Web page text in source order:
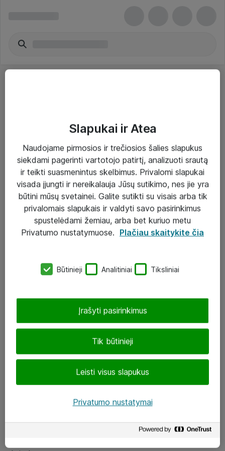
Paslaugos
Sprendimai
Įgyvendinti projektai
Atea ekspertų patarimai verslui
eShop@atea.lt
LinkedIn
Slapukai ir Atea
Naudojame pirmosios ir trečiosios šalies slapukus
siekdami pagerinti vartotojo patirtį, analizuoti srautą
ir teikti suasmenintus skelbimus. Privalomi slapukai
visada įjungti ir nereikalauja Jūsų sutikimo, nes jie yra
būtini mūsų svetainei. Galite sutikti su visais arba tik
privalomais slapukais ir valdyti savo pasirinkimus
spustelėdami žemiau, arba bet kuriuo metu
Privatumo nustatymuose. Plačiau skaitykite čia
Būtinieji Analitiniai Tiksliniai
Tik būtinieji
Leisti visus slapukus
Įrašyti pasirinkimus
Privatumo nustatymai